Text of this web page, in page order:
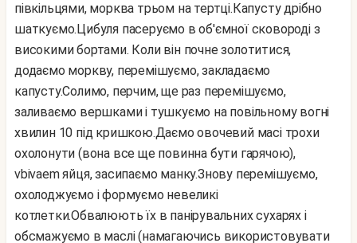
півкільцями, морква трьом на тертці.Капусту дрібно
шаткуємо.Цибуля пасеруємо в об'ємної сковороді з
високими бортами. Коли він почне золотитися,
додаємо моркву, перемішуємо, закладаємо
капусту.Солимо, перчим, ще раз перемішуємо,
заливаємо вершками і тушкуємо на повільному вогні
хвилин 10 під кришкою.Даємо овочевий масі трохи
охолонути (вона все ще повинна бути гарячою),
vbivaem яйця, засипаємо манку.Знову перемішуємо,
охолоджуємо і формуємо невеликі
котлетки.Обвалюють їх в панірувальних сухарях і
обсмажуємо в маслі (намагаючись використовувати